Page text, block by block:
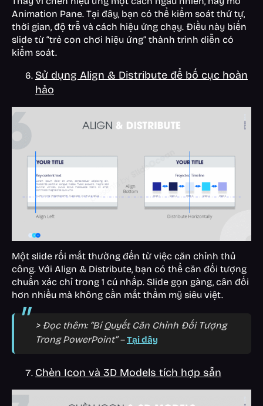
Animation Pane. Tại đây, bạn có thể kiểm soát thứ tự,
thời gian, độ trễ và cách hiệu ứng chạy. Điều này biến
slide từ “trẻ con chơi hiệu ứng” thành trình diễn có
kiểm soát.
Sử dụng Align & Distribute để bố cục hoàn
hảo
Một slide rối mắt thường đến từ việc căn chỉnh thủ
công. Với Align & Distribute, bạn có thể căn đối tượng
chuẩn xác chỉ trong 1 cú nhấp. Slide gọn gàng, cân đối
hơn nhiều mà không cần mắt thẩm mỹ siêu việt.
> Đọc thêm: “Bí Quyết Căn Chỉnh Đối Tượng
Trong PowerPoint” –Tại đây
Chèn Icon và 3D Models tích hợp sẵn